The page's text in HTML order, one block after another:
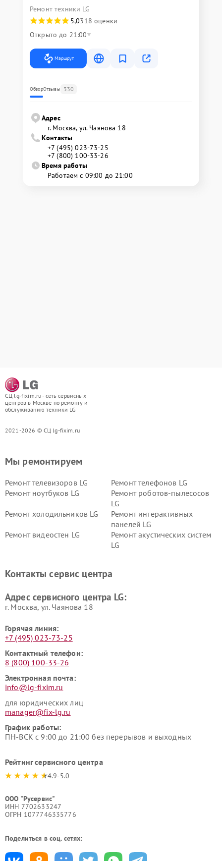
Ремонт техники LG
5,0318 оценки
Открыто до 21:00
Маршрут
ОбзорОтзывы 330
Адрес
г. Москва, ул. Чаянова 18
Контакты
+7 (495) 023-73-25
+7 (800) 100-33-26
Время работы
Работаем с 09:00 до 21:00
СЦ lg-fixim.ru - сеть сервисных
центров в Москве по ремонту и
обслуживанию техники LG
2021-2026 © СЦ lg-fixim.ru
Мы ремонтируем
Ремонт телевизоров LG
Ремонт телефонов LG
Ремонт ноутбуков LG
Ремонт роботов-пылесосов
LG
Ремонт холодильников LG
Ремонт интерактивных
панелей LG
Ремонт видеостен LG
Ремонт акустических систем
LG
Ремонт морозильных камер
Ремонт вертикальных
Контакты сервис центра
Адрес сервисного центра LG:
г. Москва, ул. Чаянова 18
Горячая линия:
+7 (495) 023-73-25
Контактный телефон:
8 (800) 100-33-26
Электронная почта:
info@lg-fixim.ru
для юридических лиц
manager@fix-lg.ru
График работы:
ПН-ВСК с 9:00 до 21:00 без перерывов и выходных
Рейтинг сервисного центра
4.9-5.0
ООО "Русервис"
ИНН 7702633247
ОГРН 1077746335776
Поделиться в соц. сетях: